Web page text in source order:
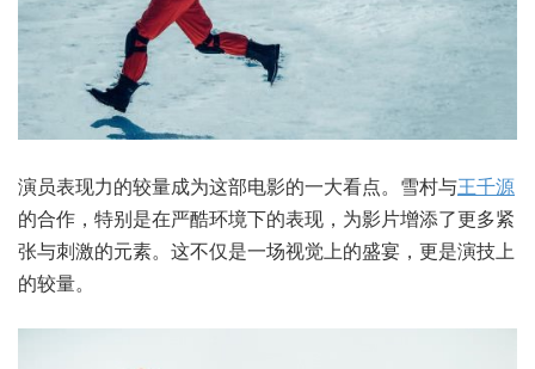
演员表现力的较量成为这部电影的一大看点。雪村与王千源
的合作，特别是在严酷环境下的表现，为影片增添了更多紧
张与刺激的元素。这不仅是一场视觉上的盛宴，更是演技上
的较量。